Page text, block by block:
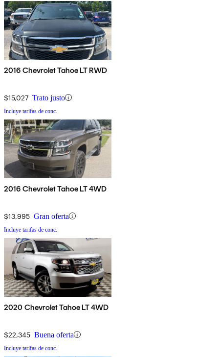
2016 Chevrolet Tahoe LT RWD
$15,027 Trato justo
Incluye tarifas de conc.
2016 Chevrolet Tahoe LT 4WD
$13,995 Gran oferta
Incluye tarifas de conc.
2020 Chevrolet Tahoe LT 4WD
$22,345 Buena oferta
Incluye tarifas de conc.